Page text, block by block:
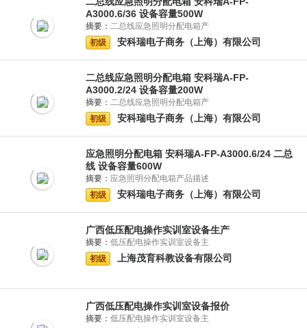
A3000.6/36 设备容量500W
摘要： 二总线应急照明分配电箱产
初级
安科瑞电子商务（上海）有限公司
二总线应急照明分配电箱 安科瑞A-FP-
A3000.2/24 设备容量200W
摘要： 二总线应急照明分配电箱产
初级
安科瑞电子商务（上海）有限公司
应急照明分配电箱 安科瑞A-FP-A3000.6/24 二总
线 设备容量600W
摘要： 应急照明分配电箱产品描述
初级
安科瑞电子商务（上海）有限公司
广西低压配电操作实训室设备生产
摘要： 低压配电操作实训室设备主
初级
上海茂育科教设备有限公司
广西低压配电操作实训室设备报价
摘要： 低压配电操作实训室设备主